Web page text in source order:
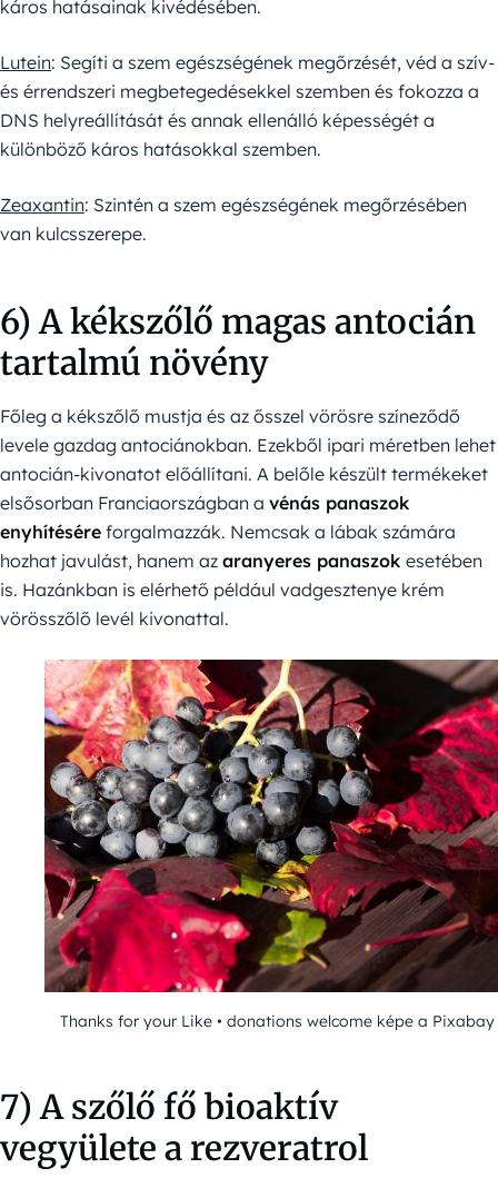
káros hatásainak kivédésében.
Lutein: Segíti a szem egészségének megőrzését, véd a szív-
és érrendszeri megbetegedésekkel szemben és fokozza a
DNS helyreállítását és annak ellenálló képességét a
különböző káros hatásokkal szemben.
Zeaxantin: Szintén a szem egészségének megőrzésében
van kulcsszerepe.
6) A kékszőlő magas antocián
tartalmú növény
Főleg a kékszőlő mustja és az ősszel vörösre színeződő
levele gazdag antociánokban. Ezekből ipari méretben lehet
antocián-kivonatot előállítani. A belőle készült termékeket
elsősorban Franciaországban a vénás panaszok
enyhítésére forgalmazzák. Nemcsak a lábak számára
hozhat javulást, hanem az aranyeres panaszok esetében
is. Hazánkban is elérhető például vadgesztenye krém
vörösszőlő levél kivonattal.
Thanks for your Like • donations welcome képe a Pixabay
7) A szőlő fő bioaktív
vegyülete a rezveratrol